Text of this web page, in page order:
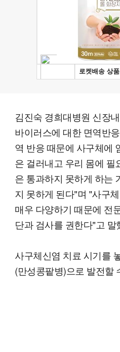
김진숙 경희대병원 신장
바이러스에 대한 면역반
역 반응 때문에 사구체에
은 걸러내고 우리 몸에 필
은 통과하지 못하게 하는
지 못하게 된다"며 "사구
매우 다양하기 때문에 전
단과 검사를 권한다"고 말
사구체신염 치료 시기를
(만성콩팥병)으로 발전할